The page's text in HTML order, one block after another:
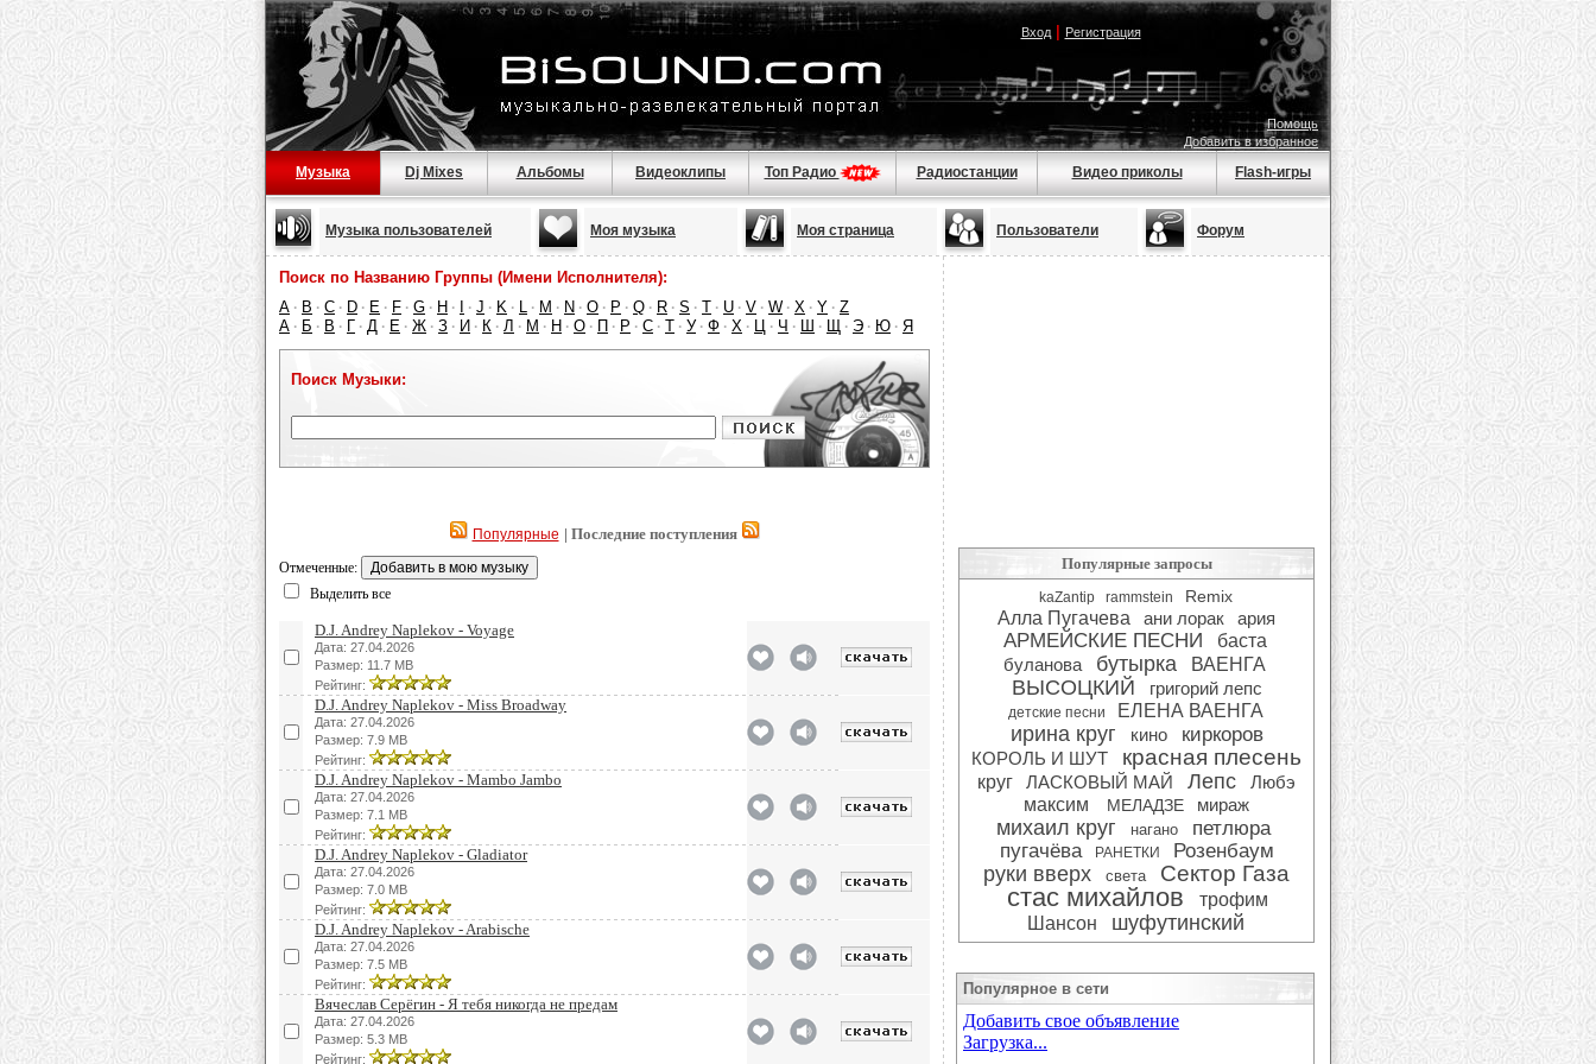
Вход| Регистрация
Помощь
Добавить в избранное
Музыка Dj Mixes Альбомы Видеоклипы Топ Радио Радиостанции Видео приколы Flash-игры
Музыка пользователей Моя музыка Моя страница Пользователи Форум
Поиск по Названию Группы (Имени Исполнителя):
A · B · C · D · E · F · G · H · · J · K · L · M · N · O · P · Q · R · S · T · U · V · W · X · Y · Z
А · Б · В · Г · Д · Е · Ж · З · И · К · Л · М · Н · О · П · Р · С · Т · У · Ф · Х · Ц · Ч · Ш · Щ · Э · Ю · Я
Поиск Музыки:
Популярные | Последние поступления
Отмеченные:
Выделить все
D.J. Andrey Naplekov - Voyage
Дата: 27.04.2026
Размер: 11.7 MB
Рейтинг:
D.J. Andrey Naplekov - Miss Broadway
Дата: 27.04.2026
Размер: 7.9 MB
Рейтинг:
D.J. Andrey Naplekov - Mambo Jambo
Дата: 27.04.2026
Размер: 7.1 MB
Рейтинг:
D.J. Andrey Naplekov - Gladiator
Дата: 27.04.2026
Размер: 7.0 MB
Рейтинг:
D.J. Andrey Naplekov - Arabische
Дата: 27.04.2026
Размер: 7.5 MB
Рейтинг:
Вячеслав Серёгин - Я тебя никогда не предам
Дата: 27.04.2026
Размер: 5.3 MB
Рейтинг:
Популярные запросы
kaZantip rammstein Remix
Алла Пугачева ани лорак ария
АРМЕЙСКИЕ ПЕСНИ
баста
буланова
бутырка ВАЕНГА
ВЫСОЦКИЙ григорий лепс
детские песни ЕЛЕНА ВАЕНГА
ирина круг кино киркоров
КОРОЛЬ И ШУТ красная плесень
круг ЛАСКОВЫЙ МАЙ Лепс
Любэ
максим
МЕЛАДЗЕ мираж
михаил круг нагано
петлюра
пугачёва
РАНЕТКИ Розенбаум
руки вверх света Сектор Газа
стас михайлов
трофим
Шансон
шуфутинский
Популярное в сети